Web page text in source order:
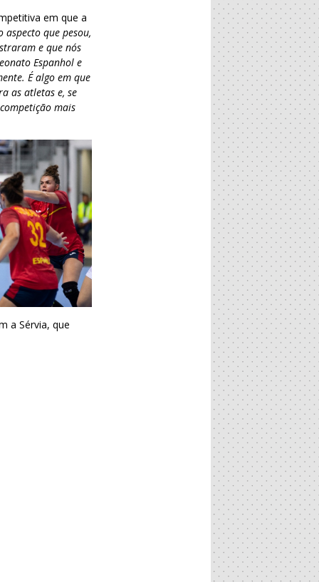
em que a
aspecto que pesou,
e que nós
Espanhol e
É algo em que
as atletas e, se
mais
a Sérvia, que